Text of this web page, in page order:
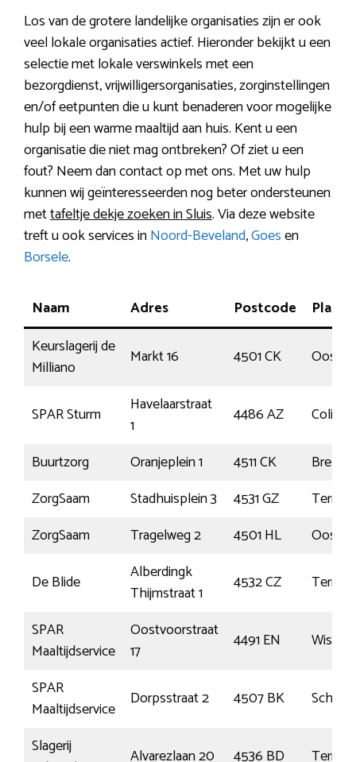
Los van de grotere landelijke organisaties zijn er ook
veel lokale organisaties actief. Hieronder bekijkt u een
selectie met lokale verswinkels met een
bezorgdienst, vrijwilligersorganisaties, zorginstellingen
en/of eetpunten die u kunt benaderen voor mogelijke
hulp bij een warme maaltijd aan huis. Kent u een
organisatie die niet mag ontbreken? Of ziet u een
fout? Neem dan contact op met ons. Met uw hulp
kunnen wij geïnteresseerden nog beter ondersteunen
mettafeltje dekje zoeken in Sluis. Via deze website
treft u ook services inNoord-Beveland,Goesen
Borsele.
Naam Adres Postcode
Plaats
Keurslagerij de
Milliano
Markt 16 4501 CK
SPAR Sturm
Havelaarstraat
1
4486 AZ
Buurtzorg
Oranjeplein 1 4511 CK
ZorgSaam
Stadhuisplein 3 4531 GZ
ZorgSaam
Tragelweg 2 4501 HL
De Blide
Alberdingk
Thijmstraat 1
4532 CZ
SPAR
Maaltijdservice
Oostvoorstraat
17
4491 EN
SPAR
Maaltijdservice
Dorpsstraat 2 4507 BK
Slagerij
Alvarezlaan 20 4536 BD